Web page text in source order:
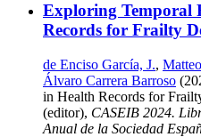
Exploring Temporal
Records for Frailty
de Enciso García, J.,
Álvaro Carrera Barroso
in Health Records for
(editor), CASEIB 2024.
Anual de la Sociedad